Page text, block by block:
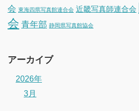
会 東海四県写真館連合会 近畿写真師連合会
会 青年部 静岡県写真館協会
アーカイブ
2026年
3月